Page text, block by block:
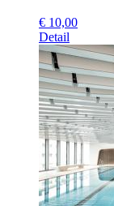
€ 10,00
Detail